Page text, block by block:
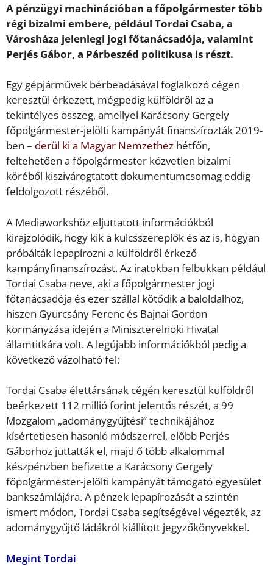
A pénzügyi machinációban a főpolgármester több
régi bizalmi embere, például Tordai Csaba, a
Városháza jelenlegi jogi főtanácsadója, valamint
Perjés Gábor, a Párbeszéd politikusa is részt.
Egy gépjárművek bérbeadásával foglalkozó cégen
keresztül érkezett, mégpedig külföldről az a
tekintélyes összeg, amellyel Karácsony Gergely
főpolgármester-jelölti kampányát finanszírozták 2019-
ben – derül ki a Magyar Nemzethez hétfőn,
feltehetően a főpolgármester közvetlen bizalmi
köréből kiszivárogtatott dokumentumcsomag eddig
feldolgozott részéből.
A Mediaworkshöz eljuttatott információkból
kirajzolódik, hogy kik a kulcsszereplők és az is, hogyan
próbálták lepapírozni a külföldről érkező
kampányfinanszírozást. Az iratokban felbukkan például
Tordai Csaba neve, aki a főpolgármester jogi
főtanácsadója és ezer szállal kötődik a baloldalhoz,
hiszen Gyurcsány Ferenc és Bajnai Gordon
kormányzása idején a Miniszterelnöki Hivatal
államtitkára volt. A legújabb információkból pedig a
következő vázolható fel:
Tordai Csaba élettársának cégén keresztül külföldről
beérkezett 112 millió forint jelentős részét, a 99
Mozgalom „adománygyűjtési” technikájához
kísértetiesen hasonló módszerrel, előbb Perjés
Gáborhoz juttatták el, majd ő több alkalommal
készpénzben befizette a Karácsony Gergely
főpolgármester-jelölti kampányát támogató egyesület
bankszámlájára. A pénzek lepapírozását a szintén
ismert módon, Tordai Csaba segítségével végezték, az
adománygyűjtő ládákról kiállított jegyzőkönyvekkel.
Megint Tordai